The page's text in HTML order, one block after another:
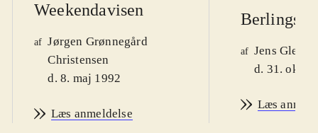
Weekendavisen
af Jørgen Grønnegård
Christensen
d. 8. maj 1992
Læs anmeldelse
af Jens
d. 31. okt.
Læs